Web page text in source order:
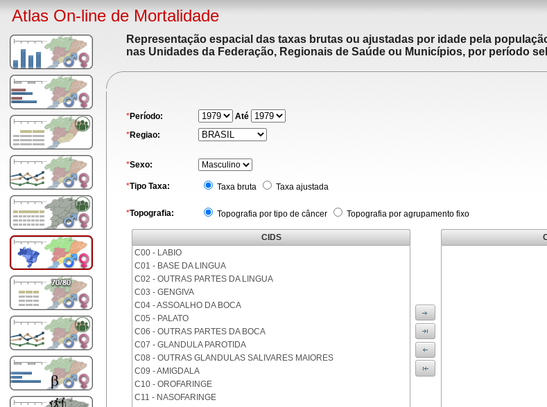
Atlas On-line de Mortalidade
Representação espacial das taxas brutas ou ajustadas por idade pela
nas Unidades da Federação, Regionais de Saúde ou Municípios, por período
*Período:
Até
*Regiao:
*Sexo:
*Tipo Taxa: Taxa bruta Taxa ajustada
*Topografia: Topografia por tipo de câncer Topografia por agrupamento fixo
CIDS
C00 - LABIO
C01 - BASE DA LINGUA
C02 - OUTRAS PARTES DA LINGUA
C03 - GENGIVA
C04 - ASSOALHO DA BOCA
C05 - PALATO
C06 - OUTRAS PARTES DA BOCA
C07 - GLANDULA PAROTIDA
C08 - OUTRAS GLANDULAS SALIVARES MAIORES
C09 - AMIGDALA
C10 - OROFARINGE
C11 - NASOFARINGE